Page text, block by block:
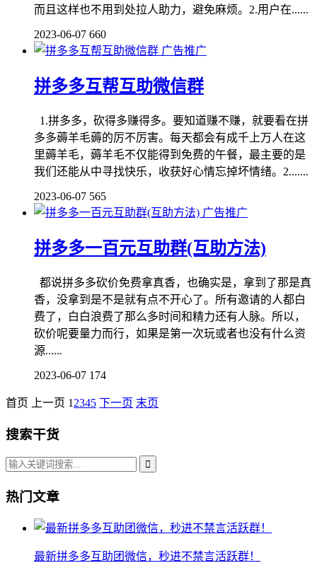
而且这样也不用到处拉人助力，避免麻烦。2.用户在......
2023-06-07 660
广告推广
拼多多互帮互助微信群
1.拼多多，砍得多赚得多。要知道赚不赚，就要看在拼
多多薅羊毛薅的厉不厉害。每天都会有成千上万人在这
里薅羊毛，薅羊毛不仅能得到免费的午餐，最主要的是
我们还能从中寻找快乐，收获好心情忘掉坏情绪。2.......
2023-06-07 565
广告推广
拼多多一百元互助群(互助方法)
都说拼多多砍价免费拿真香，也确实是，拿到了那是真
香，没拿到是不是就有点不开心了。所有邀请的人都白
费了，白白浪费了那么多时间和精力还有人脉。所以，
砍价呢要量力而行，如果是第一次玩或者也没有什么资
源......
2023-06-07 174
首页 上一页 1 2345 下一页 末页
搜索干货
热门文章
最新拼多多互助团微信，秒进不禁言活跃群！